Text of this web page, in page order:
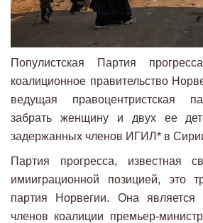
Популистская Партия
коалиционное правительство
ведущая правоцентристская
забрать женщину и двух ее
задержанных членов ИГИЛ* в
Партия прогресса, известная
имииграционной позицией, это
партия Норвегии. Она
членов коалиции премьер-